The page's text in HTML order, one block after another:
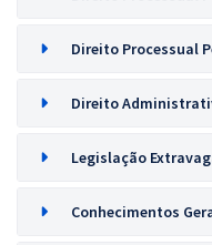
Direito Processual
Direito
Legislação
Conhecimentos